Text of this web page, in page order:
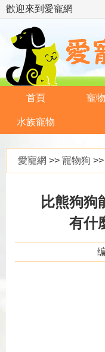
歡迎來到愛寵網
首頁 寵
水族寵物
愛寵網 >> 寵物狗 >>
比熊狗狗
有什